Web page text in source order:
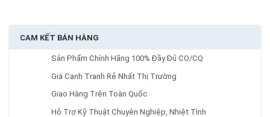
CAM KẾT BÁN HÀNG
Sản Phẩm Chính Hãng 100% Đầy Đủ CO/CQ
Giá Cạnh Tranh Rẻ Nhất Thị Trường
Giao Hàng Trên Toàn Quốc
Hỗ Trợ Kỹ Thuật Chuyên Nghiệp, Nhiệt Tình